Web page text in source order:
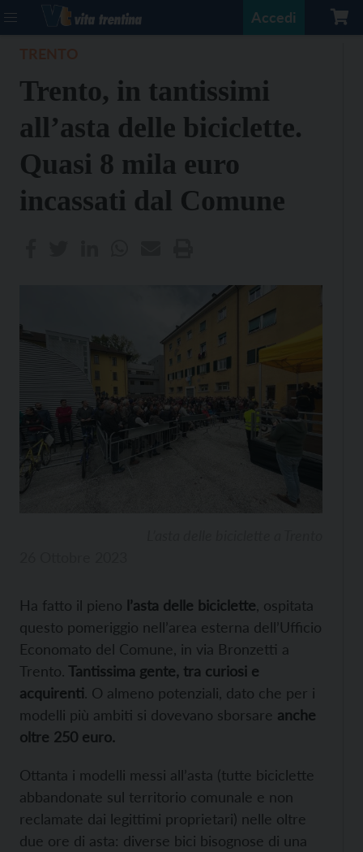
Accedi
Trento, in tantissimi
all’asta delle biciclette.
Quasi 8 mila euro
incassati dal Comune
Ha fatto il pieno l’asta delle biciclette , ospitata
questo pomeriggio nell’area esterna dell’Ufficio
Economato del Comune, in via Bronzetti a
Trento. Tantissima gente, tra curiosi e
acquirenti. O almeno potenziali, dato che per i
modelli più ambiti si dovevano sborsare anche
oltre 250 euro.
Ottanta i modelli messi all’asta (tutte biciclette
abbandonate sul territorio comunale e non
reclamate dai legittimi proprietari) nelle oltre
due ore di asta: diverse bici bisognose di una